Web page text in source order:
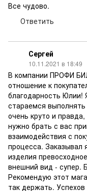
Все чудово.
Ответить
Сергей
10.11.2021 в 18:49
В компании ПРОФИ
отношение к
благодарность Юлии!
стараемся
очень круто и
нужно брать с вас
взаимодействия с
процесса. Заказывал
изделия
внешний вид - супер.
Рекомендую этот
так держать.